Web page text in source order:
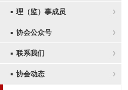
理（监）事成员
协会公众号
联系我们
协会动态